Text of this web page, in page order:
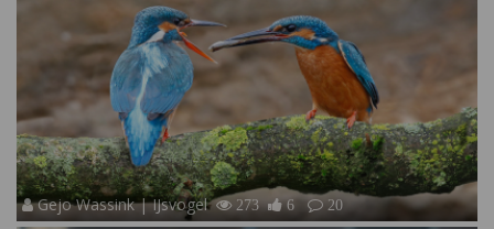
Gejo Wassink | IJsvogel 273 6 20